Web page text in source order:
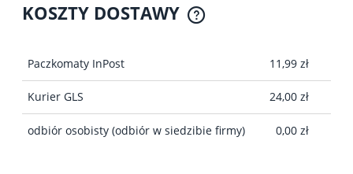
KOSZTY DOSTAWY
CENA NIE ZAWIERA EWENTUALNYCH KOSZTÓW
Paczkomaty InPost 11,99 zł
Kurier GLS 24,00 zł
odbiór osobisty (odbiór w siedzibie firmy) 0,00 zł